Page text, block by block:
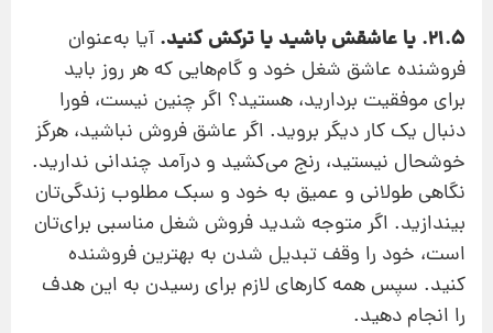
21.5. یا عاشقش باشید یا ترکش کنید.
آیا به‌عنوان
فروشنده عاشق شغل خود و گام‌هایی که هر روز باید
برای موفقیت بردارید، هستید؟ اگر چنین نیست، فورا
دنبال یک کار دیگر بروید. اگر عاشق فروش نباشید، هرگز
خوشحال نیستید، رنج می‌کشید و درآمد چندانی ندارید.
نگاهی طولانی و عمیق به خود و سبک مطلوب زندگی‌تان
بیندازید. اگر متوجه شدید فروش شغل مناسبی برای‌تان
است، خود را وقف تبدیل شدن به بهترین فروشنده
کنید. سپس همه کارهای لازم برای رسیدن به این هدف
را انجام دهید.